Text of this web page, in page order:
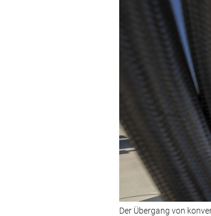
Der Übergang von